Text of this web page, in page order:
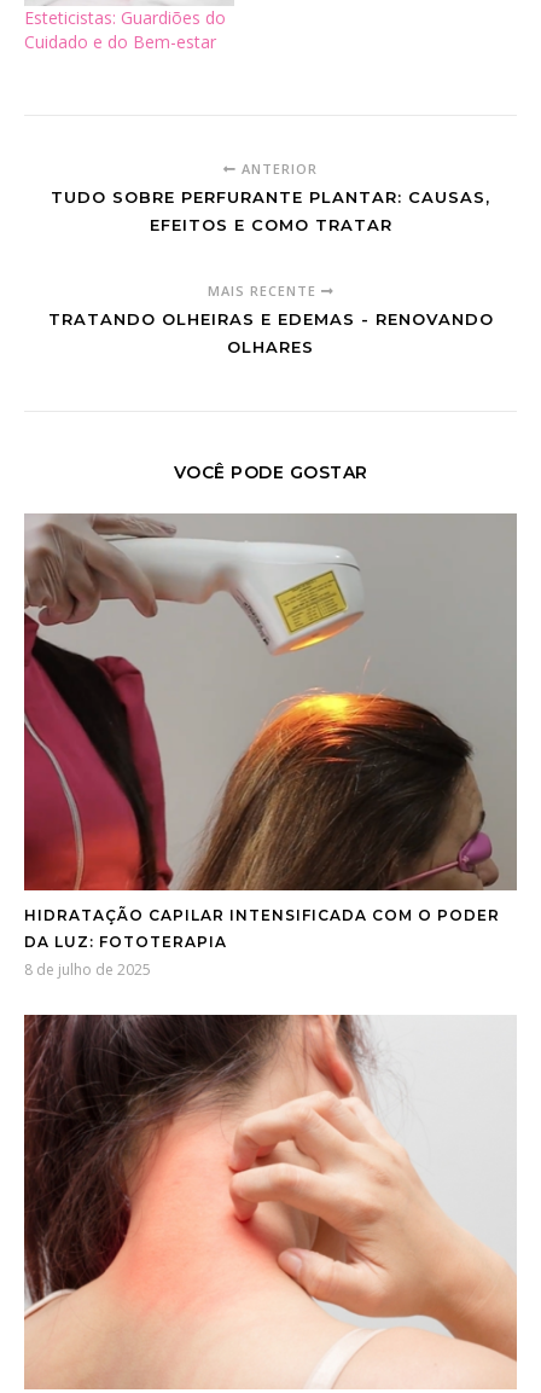
Esteticistas: Guardiões do
Cuidado e do Bem-estar
ANTERIOR
TUDO SOBRE PERFURANTE PLANTAR: CAUSAS,
EFEITOS E COMO TRATAR
MAIS RECENTE
TRATANDO OLHEIRAS E EDEMAS - RENOVANDO
OLHARES
VOCÊ PODE GOSTAR
HIDRATAÇÃO CAPILAR INTENSIFICADA COM O PODER
DA LUZ: FOTOTERAPIA
8 de julho de 2025